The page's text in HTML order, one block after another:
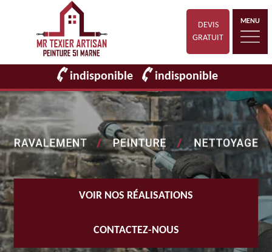
DEVIS
GRATUIT
MENU
indisponible indisponible
VOIR NOS RÉALISATIONS
CONTACTEZ-NOUS